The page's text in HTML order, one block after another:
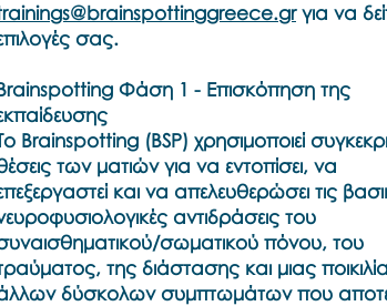
για να
σας.
Φάση 1 - Επισκόπηση της
Brainspotting (BSP) χρησιμοποιεί
των ματιών για να εντοπίσει, να
και να απελευθερώσει τις
αντιδράσεις του
σωματικού πόνου, του
της διάστασης και μιας
δύσκολων συμπτωμάτων που